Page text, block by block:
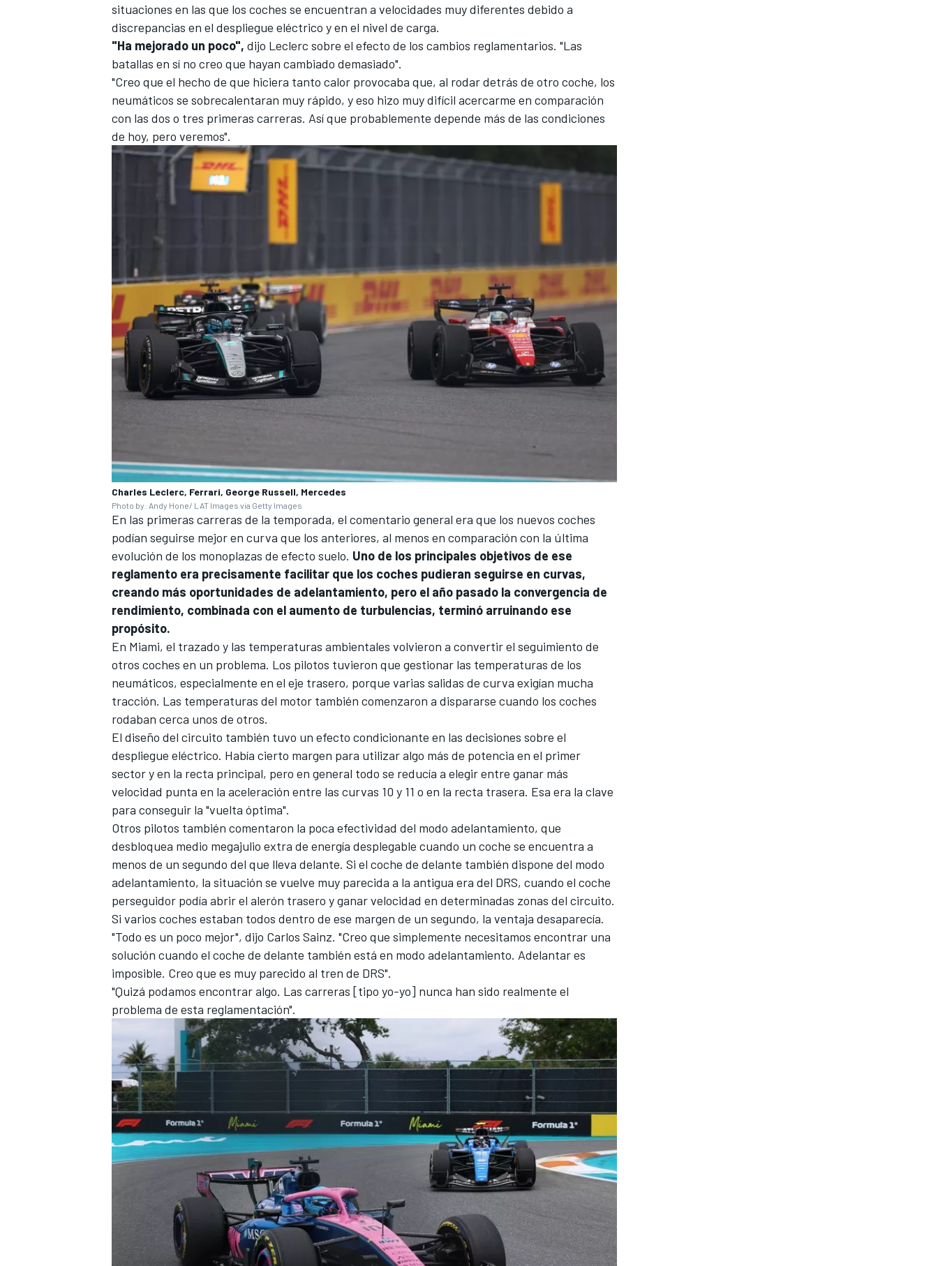
MÁS CATEGORÍAS
situaciones en las que los coches se encuentran a velocidades muy diferentes debido a
discrepancias en el despliegue eléctrico y en el nivel de carga.
"Ha mejorado un poco", dijo Leclerc sobre el efecto de los cambios reglamentarios. "Las
batallas en sí no creo que hayan cambiado demasiado".
"Creo que el hecho de que hiciera tanto calor provocaba que, al rodar detrás de otro coche, los
neumáticos se sobrecalentaran muy rápido, y eso hizo muy difícil acercarme en comparación
con las dos o tres primeras carreras. Así que probablemente depende más de las condiciones
de hoy, pero veremos".
Charles Leclerc, Ferrari, George Russell, Mercedes
Photo by: Andy Hone/ LAT Images via Getty Images
En las primeras carreras de la temporada, el comentario general era que los nuevos coches
podían seguirse mejor en curva que los anteriores, al menos en comparación con la última
evolución de los monoplazas de efecto suelo. Uno de los principales objetivos de ese
reglamento era precisamente facilitar que los coches pudieran seguirse en curvas,
creando más oportunidades de adelantamiento, pero el año pasado la convergencia de
rendimiento, combinada con el aumento de turbulencias, terminó arruinando ese
propósito.
En Miami, el trazado y las temperaturas ambientales volvieron a convertir el seguimiento de
otros coches en un problema. Los pilotos tuvieron que gestionar las temperaturas de los
neumáticos, especialmente en el eje trasero, porque varias salidas de curva exigían mucha
tracción. Las temperaturas del motor también comenzaron a dispararse cuando los coches
rodaban cerca unos de otros.
El diseño del circuito también tuvo un efecto condicionante en las decisiones sobre el
despliegue eléctrico. Había cierto margen para utilizar algo más de potencia en el primer
sector y en la recta principal, pero en general todo se reducía a elegir entre ganar más
velocidad punta en la aceleración entre las curvas 10 y 11 o en la recta trasera. Esa era la clave
para conseguir la "vuelta óptima".
Otros pilotos también comentaron la poca efectividad del modo adelantamiento, que
desbloquea medio megajulio extra de energía desplegable cuando un coche se encuentra a
menos de un segundo del que lleva delante. Si el coche de delante también dispone del modo
adelantamiento, la situación se vuelve muy parecida a la antigua era del DRS, cuando el coche
perseguidor podía abrir el alerón trasero y ganar velocidad en determinadas zonas del circuito.
Si varios coches estaban todos dentro de ese margen de un segundo, la ventaja desaparecía.
"Todo es un poco mejor", dijo Carlos Sainz. "Creo que simplemente necesitamos encontrar una
solución cuando el coche de delante también está en modo adelantamiento. Adelantar es
imposible. Creo que es muy parecido al tren de DRS".
"Quizá podamos encontrar algo. Las carreras [tipo yo-yo] nunca han sido realmente el
problema de esta reglamentación".